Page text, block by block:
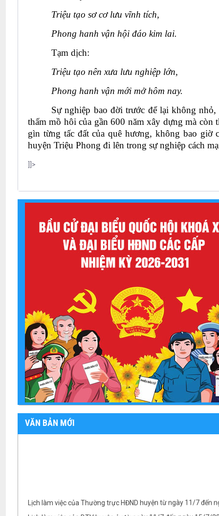
Triệu tạo sơ cơ lưu vĩnh tích,
Phong hanh vận hội đáo kim lai.
Tạm dịch:
Triệu tạo nên xưa lưu nghiệp lớn,
Phong hanh vận mới mở hôm nay.
Sự nghiệp bao đời trước để lại không
thấm mồ hôi của gần 600 năm xây dựng mà còn
gìn từng tấc đất của quê hương, không bao
huyện Triệu Phong đi lên trong sự nghiệp cách
]]>
VĂN BẢN MỚI
Lịch làm việc của BTV huyện ủy từ ngày 11/7 đến ngày 15/7/